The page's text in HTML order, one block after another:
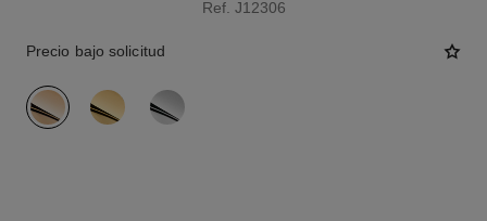
Ref. J12306
Precio bajo solicitud
variante (3)